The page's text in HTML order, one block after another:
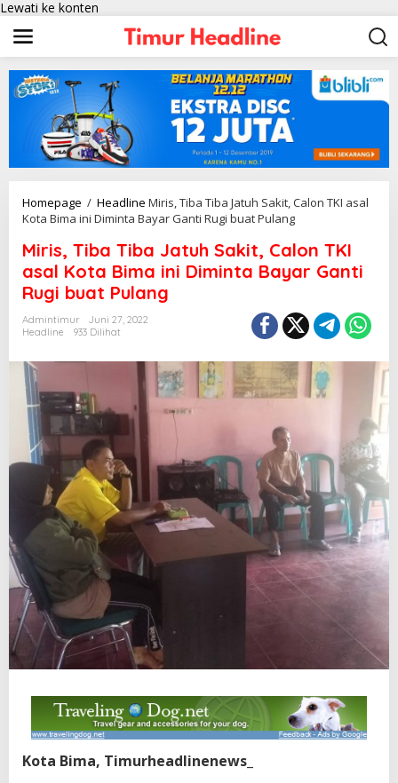
Lewati ke konten
Homepage / Headline Miris, Tiba Tiba Jatuh Sakit, Calon TKI asal
Kota Bima ini Diminta Bayar Ganti Rugi buat Pulang
Miris, Tiba Tiba Jatuh Sakit, Calon TKI
asal Kota Bima ini Diminta Bayar Ganti
Rugi buat Pulang
Admintimur
Juni 27, 2022
Headline
933 Dilihat
Kota Bima, Timurheadlinenews_